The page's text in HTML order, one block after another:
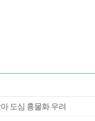
도심 흉물화 우려